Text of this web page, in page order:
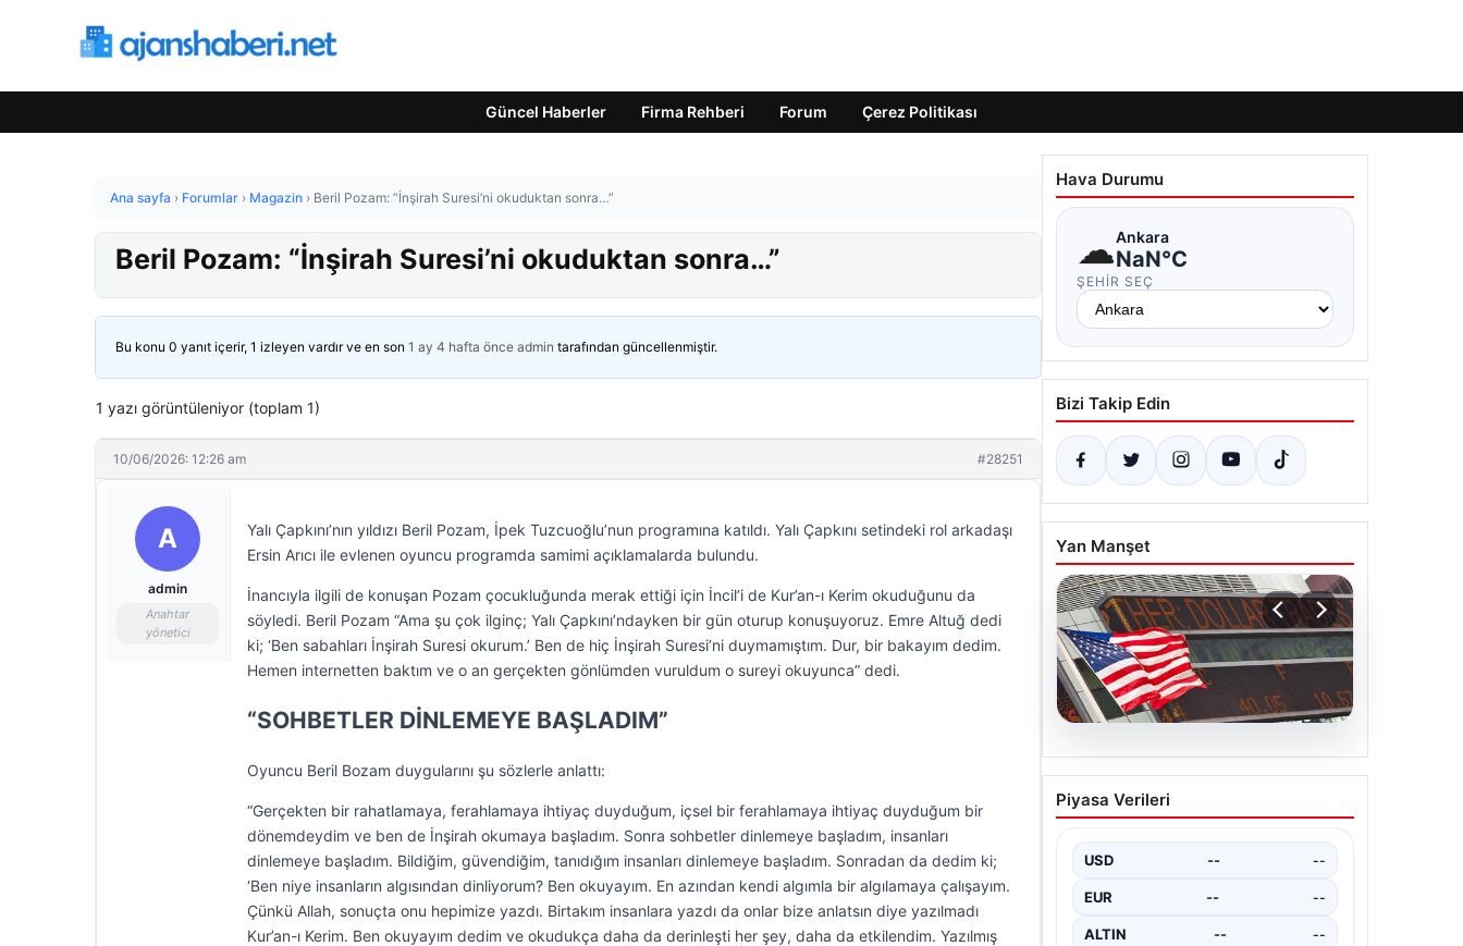
Güncel Haberler Firma Rehberi Forum Çerez Politikası
Ana sayfa › Forumlar › Magazin › Beril Pozam: “İnşirah Suresi’ni okuduktan sonra…”
Beril Pozam: “İnşirah Suresi’ni okuduktan sonra…”
Bu konu 0 yanıt içerir, 1 izleyen vardır ve en son 1 ay 4 hafta önce admin tarafından güncellenmiştir.
1 yazı görüntüleniyor (toplam 1)
10/06/2026: 12:26 am #28251
A
admin
Anahtar
yönetici
Yalı Çapkını’nın yıldızı Beril Pozam, İpek Tuzcuoğlu’nun programına katıldı. Yalı Çapkını setindeki rol arkadaşı
Ersin Arıcı ile evlenen oyuncu programda samimi açıklamalarda bulundu.
İnancıyla ilgili de konuşan Pozam çocukluğunda merak ettiği için İncil’i de Kur’an-ı Kerim okuduğunu da
söyledi. Beril Pozam “Ama şu çok ilginç; Yalı Çapkını’ndayken bir gün oturup konuşuyoruz. Emre Altuğ dedi
ki; ‘Ben sabahları İnşirah Suresi okurum.’ Ben de hiç İnşirah Suresi’ni duymamıştım. Dur, bir bakayım dedim.
Hemen internetten baktım ve o an gerçekten gönlümden vuruldum o sureyi okuyunca” dedi.
“SOHBETLER DİNLEMEYE BAŞLADIM”
Oyuncu Beril Bozam duygularını şu sözlerle anlattı:
“Gerçekten bir rahatlamaya, ferahlamaya ihtiyaç duyduğum, içsel bir ferahlamaya ihtiyaç duyduğum bir
dönemdeydim ve ben de İnşirah okumaya başladım. Sonra sohbetler dinlemeye başladım, insanları
dinlemeye başladım. Bildiğim, güvendiğim, tanıdığım insanları dinlemeye başladım. Sonradan da dedim ki;
‘Ben niye insanların algısından dinliyorum? Ben okuyayım. En azından kendi algımla bir algılamaya çalışayım.
Çünkü Allah, sonuçta onu hepimize yazdı. Birtakım insanlara yazdı da onlar bize anlatsın diye yazılmadı
Kur’an-ı Kerim. Ben okuyayım dedim ve okudukça daha da derinleşti her şey, daha da etkilendim. Yazılmış
Hava Durumu
☁Ankara
NaN°C
ŞEHIR SEÇ
Bizi Takip Edin
Yan Manşet
04.08.2026
FED faiz kararı ne zaman
açıklanacak? Nisan ayı
Piyasa Verileri
USD -- --
EUR -- --
ALTIN -- --